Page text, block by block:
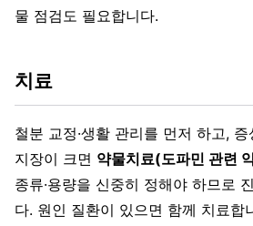
물 점검도 필요합니다.
치료
철분 교정·생활 관리를 먼저 하고, 증
지장이 크면 약물치료(도파민 관련
종류·용량을 신중히 정해야 하므로
다. 원인 질환이 있으면 함께 치료합